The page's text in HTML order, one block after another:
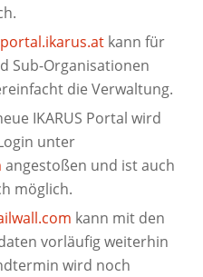
portal.ikarus.at kann für
Sub-Organisationen
die Verwaltung.
IKARUS Portal wird
unter
angestoßen und ist auch
möglich.
kann mit den
vorläufig weiterhin
wird noch